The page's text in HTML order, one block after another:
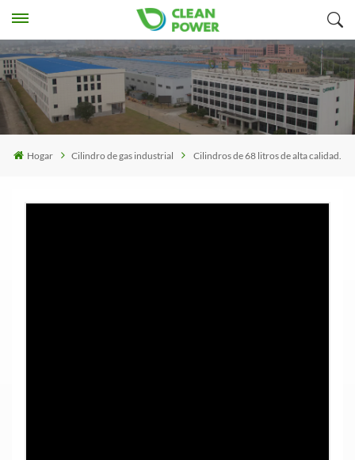
Hogar Cilindro de gas industrial Cilindros de 68 litros de alta calidad.